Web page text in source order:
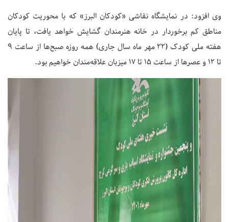
وی افزود: در نمایشگاه نقاشی «کودکان البرز» که با محوریت کودکان
مناطق کم برخوردار در خانه هنرمندان گشایش خواهد یافت، تا پایان
هفته‌ ملی کودک (۲۲ مهر ماه سال جاری) همه روزه صبح‌ها از ساعت ۹
تا ۱۲ و عصرها از ساعت ۱۵ تا ۱۷ میزبان علاقه‌مندان خواهیم بود.